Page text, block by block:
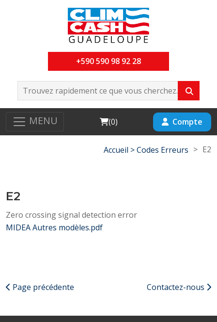
+590 590 98 92 28
MENU Cart
(0) Compte
Accueil >Codes Erreurs > E2
E2
Zero crossing signal detection error
MIDEA Autres modèles.pdf
Page précédente Contactez-nous